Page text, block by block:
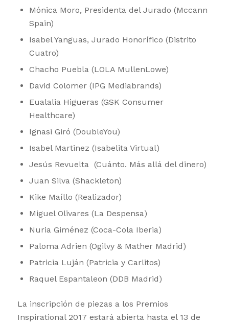
Mónica Moro, Presidenta del Jurado (Mccann
Spain)
Isabel Yanguas, Jurado Honorífico (Distrito
Cuatro)
Chacho Puebla (LOLA MullenLowe)
David Colomer (IPG Mediabrands)
Eualalia Higueras (GSK Consumer
Healthcare)
Ignasi Giró (DoubleYou)
Isabel Martinez (Isabelita Virtual)
Jesús Revuelta (Cuánto. Más allá del dinero)
Juan Silva (Shackleton)
Kike Maíllo (Realizador)
Miguel Olivares (La Despensa)
Nuria Giménez (Coca-Cola Iberia)
Paloma Adrien (Ogilvy & Mather Madrid)
Patricia Luján (Patricia y Carlitos)
Raquel Espantaleon (DDB Madrid)
La inscripción de piezas a los Premios
Inspirational 2017 estará abierta hasta el 13 de